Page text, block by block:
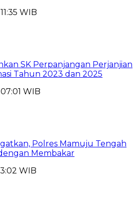
WIB
SK Perpanjangan Perjanjian
Tahun 2023 dan 2025
WIB
Polres Mamuju Tengah
Membakar
WIB